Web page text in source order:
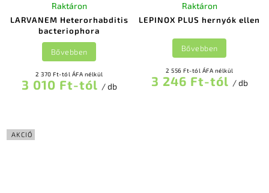
LARVANEM Heterorhabditis
bacteriophora
Raktáron
2 370 Ft-tól ÁFA nélkül
3 010 Ft-tól / db
Bővebben
LEPINOX PLUS hernyók ellen
Raktáron
2 556 Ft-tól ÁFA nélkül
3 246 Ft-tól / db
Bővebben
AKCIÓ